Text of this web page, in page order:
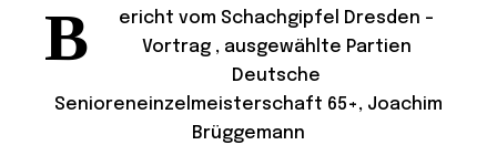
B
ericht vom Schachgipfel Dresden –
Vortrag , ausgewählte Partien
Deutsche
Senioreneinzelmeisterschaft 65+, Joachim
Brüggemann